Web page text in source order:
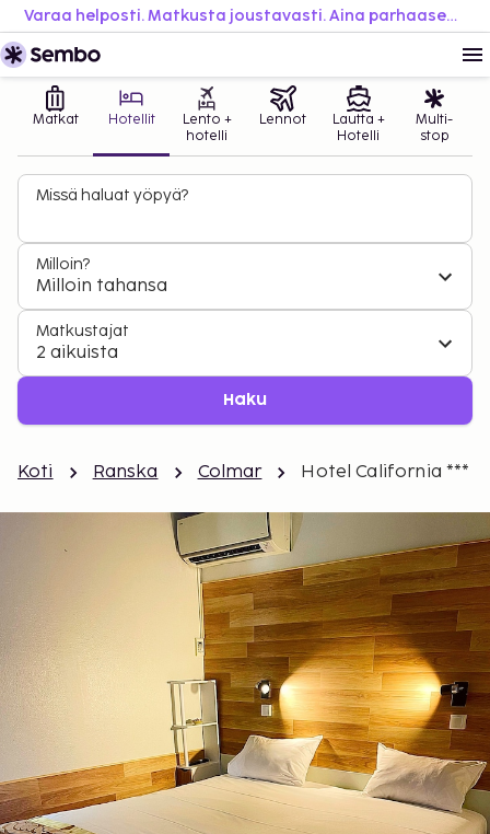
Varaa helposti. Matkusta joustavasti. Aina parhaaseen hintaan.
Matkat Hotellit
Lento +
hotelli
Lennot
Lautta +
Hotelli
Multi-
stop
Missä haluat yöpyä?
Milloin?
Milloin tahansa
Matkustajat
2 aikuista
Haku
Koti Ranska Colmar Hotel California ***